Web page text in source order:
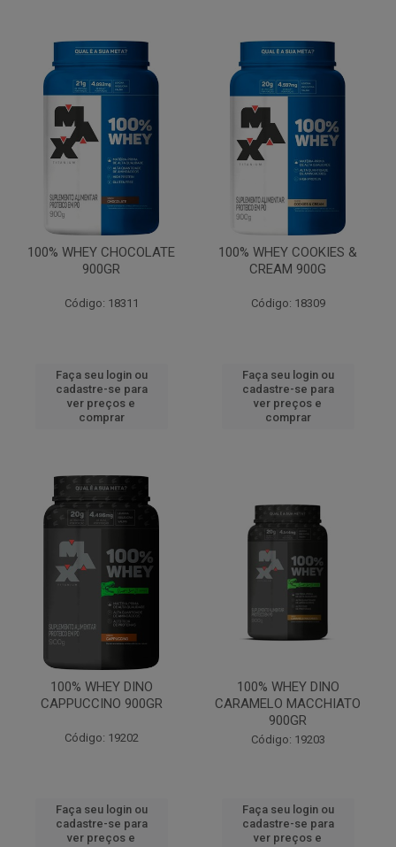
100% WHEY CHOCOLATE
900GR
Código: 18311
Faça seu login ou
cadastre-se para
ver preços e
comprar
100% WHEY COOKIES &
CREAM 900G
Código: 18309
Faça seu login ou
cadastre-se para
ver preços e
comprar
100% WHEY DINO
CAPPUCCINO 900GR
Código: 19202
Faça seu login ou
cadastre-se para
ver preços e
100% WHEY DINO
CARAMELO MACCHIATO
900GR
Código: 19203
Faça seu login ou
cadastre-se para
ver preços e